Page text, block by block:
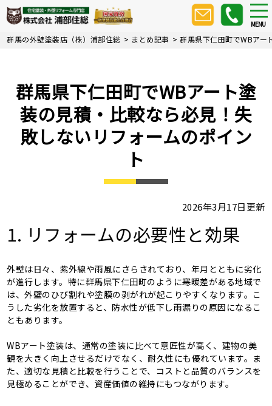
Skip
to
content
MENU
群馬の外壁塗装店（株）浦部住総 > まとめ記事 >群馬県下仁田町でWBアー
群馬県下仁田町でWBアート塗
装の見積・比較なら必見！失
敗しないリフォームのポイン
ト
2026年3月17日更新
1. リフォームの必要性と効果
外壁は日々、紫外線や雨風にさらされており、年月とともに劣化
が進行します。特に群馬県下仁田町のように寒暖差がある地域で
は、外壁のひび割れや塗膜の剥がれが起こりやすくなります。こ
うした劣化を放置すると、防水性が低下し雨漏りの原因になるこ
ともあります。
WBアート塗装は、通常の塗装に比べて意匠性が高く、建物の美
観を大きく向上させるだけでなく、耐久性にも優れています。ま
た、適切な見積と比較を行うことで、コストと品質のバランスを
見極めることができ、資産価値の維持にもつながります。